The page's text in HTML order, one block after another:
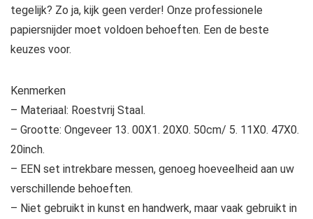
tegelijk? Zo ja, kijk geen verder! Onze professionele
papiersnijder moet voldoen behoeften. Een de beste
keuzes voor.
Kenmerken
– Materiaal: Roestvrij Staal.
– Grootte: Ongeveer 13. 00X1. 20X0. 50cm/ 5. 11X0. 47X0.
20inch.
– EEN set intrekbare messen, genoeg hoeveelheid aan uw
verschillende behoeften.
– Niet gebruikt in kunst en handwerk, maar vaak gebruikt in